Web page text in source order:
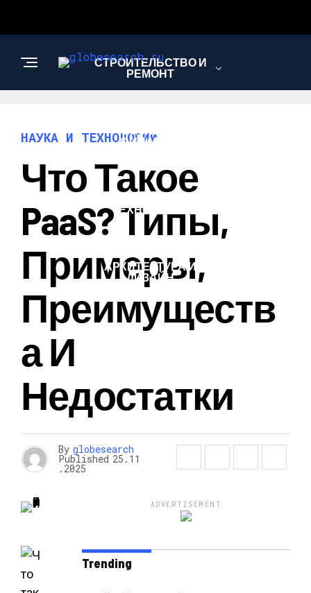
СТРОИТЕЛЬСТВО И
РЕМОНТ
БИЗНЕС И
ФИНАНСЫ
ТЕХНОЛОГИИ
АРХИТЕКТУРА И
ДИЗАЙН
НАУКА И ТЕХНОЛОГИИ
Что Такое
PaaS? Типы,
Примеры,
Преимуществ
А И
Недостатки
By globesearch
Published 25.11
.2025
ADVERTISEMENT
Trending